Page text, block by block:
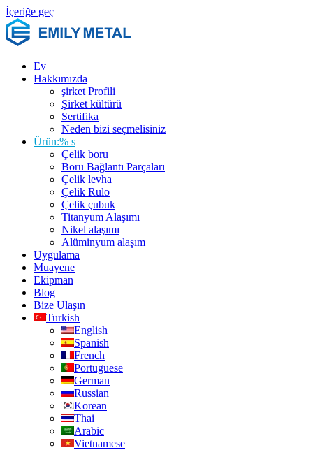
İçeriğe geç
Ev
Hakkımızda
şirket Profili
Şirket kültürü
Sertifika
Neden bizi seçmelisiniz
Ürün:% s
Çelik boru
Boru Bağlantı Parçaları
Çelik levha
Çelik Rulo
Çelik çubuk
Titanyum Alaşımı
Nikel alaşımı
Alüminyum alaşım
Uygulama
Muayene
Ekipman
Blog
Bize Ulaşın
Turkish
English
Spanish
French
Portuguese
German
Russian
Korean
Thai
Arabic
Vietnamese